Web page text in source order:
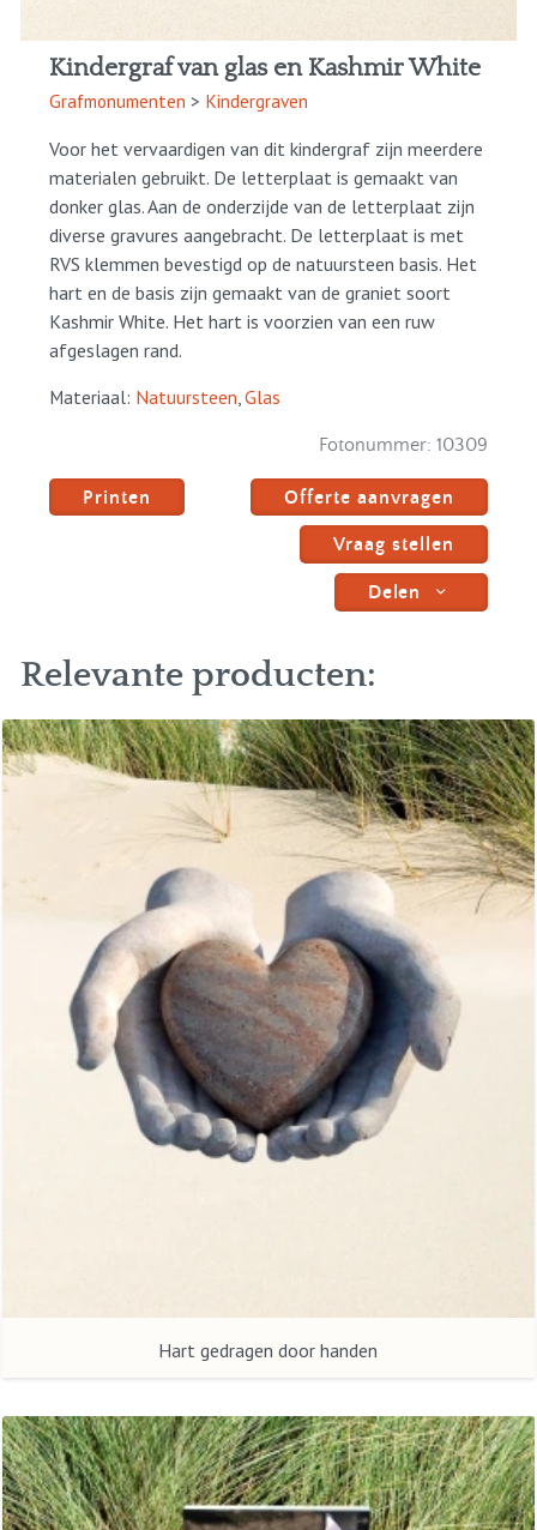
Kindergraf van glas en Kashmir White
Grafmonumenten > Kindergraven
Voor het vervaardigen van dit kindergraf zijn meerdere
materialen gebruikt. De letterplaat is gemaakt van
donker glas. Aan de onderzijde van de letterplaat zijn
diverse gravures aangebracht. De letterplaat is met
RVS klemmen bevestigd op de natuursteen basis. Het
hart en de basis zijn gemaakt van de graniet soort
Kashmir White. Het hart is voorzien van een ruw
afgeslagen rand.
Materiaal: Natuursteen ,Glas
Fotonummer: 10309
Offerte aanvragen
Vraag stellen
Delen
Printen
Relevante producten:
Hart gedragen door handen